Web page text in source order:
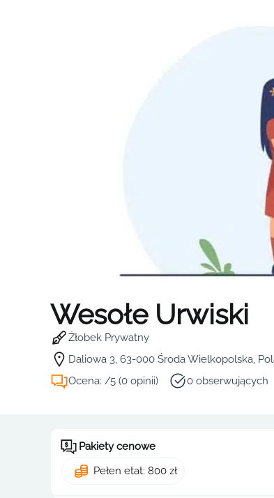
Wesołe Urwiski
Żłobek Prywatny
Daliowa 3, 63-000 Środa Wielkopolska,
Ocena: /5 (0 opinii)
0 obserwujących
Pakiety cenowe
Pełen etat: 800 zł